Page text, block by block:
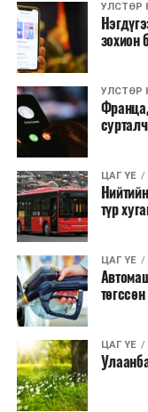
УЛСТӨР
зохион
УЛСТӨР
ЦАГ ҮЕ
түр
ЦАГ ҮЕ
ЦАГ ҮЕ